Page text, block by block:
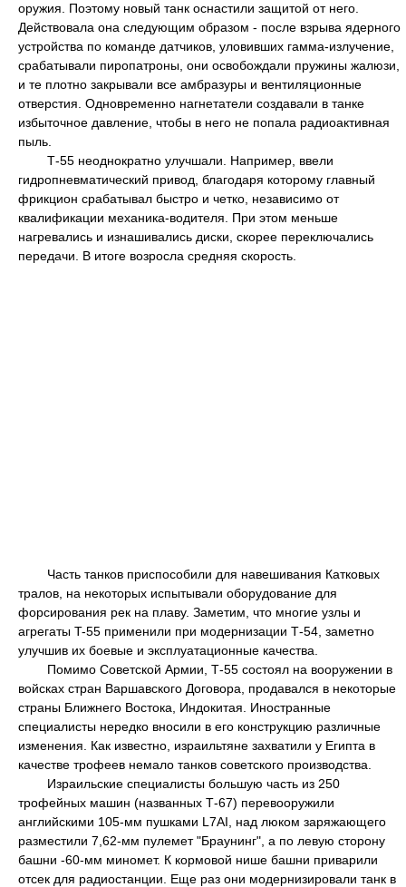
оружия. Поэтому новый танк оснастили защитой от него.
Действовала она следующим образом - после взрыва ядерного
устройства по команде датчиков, уловивших гамма-излучение,
срабатывали пиропатроны, они освобождали пружины жалюзи,
и те плотно закрывали все амбразуры и вентиляционные
отверстия. Одновременно нагнетатели создавали в танке
избыточное давление, чтобы в него не попала радиоактивная
пыль.
Т-55 неоднократно улучшали. Например, ввели
гидропневматический привод, благодаря которому главный
фрикцион срабатывал быстро и четко, независимо от
квалификации механика-водителя. При этом меньше
нагревались и изнашивались диски, скорее переключались
передачи. В итоге возросла средняя скорость.
Часть танков приспособили для навешивания Катковых
тралов, на некоторых испытывали оборудование для
форсирования рек на плаву. Заметим, что многие узлы и
агрегаты T-55 применили при модернизации Т-54, заметно
улучшив их боевые и эксплуатационные качества.
Помимо Советской Армии, Т-55 состоял на вооружении в
войсках стран Варшавского Договора, продавался в некоторые
страны Ближнего Востока, Индокитая. Иностранные
специалисты нередко вносили в его конструкцию различные
изменения. Как известно, израильтяне захватили у Египта в
качестве трофеев немало танков советского производства.
Израильские специалисты большую часть из 250
трофейных машин (названных Т-67) перевооружили
английскими 105-мм пушками L7AI, над люком заряжающего
разместили 7,62-мм пулемет "Браунинг", а по левую сторону
башни -60-мм миномет. К кормовой нише башни приварили
отсек для радиостанции. Еще раз они модернизировали танк в